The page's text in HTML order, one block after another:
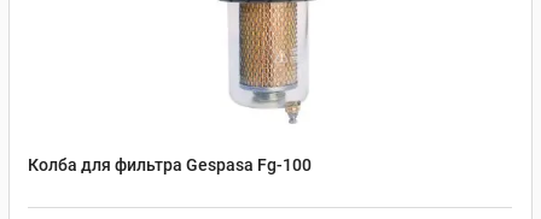
Колба для фильтра Gespasa Fg-100